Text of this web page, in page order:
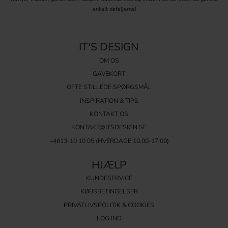
enkelt detaljerne!
IT'S DESIGN
OM OS
GAVEKORT
OFTE STILLEDE SPØRGSMÅL
INSPIRATION & TIPS
KONTAKT OS
KONTAKT@ITSDESIGN.SE
+4613-10 10 05 (HVERDAGE 10.00-17.00)
HJÆLP
KUNDESERVICE
KØBSBETINGELSER
PRIVATLIVSPOLITIK & COOKIES
LOG IND